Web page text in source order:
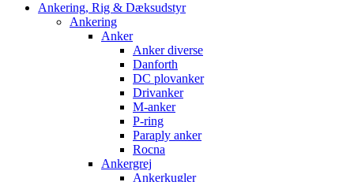
Ankering, Rig & Dæksudstyr
Ankering
Anker
Anker diverse
Danforth
DC plovanker
Drivanker
M-anker
P-ring
Paraply anker
Rocna
Ankergrej
Ankerkugler